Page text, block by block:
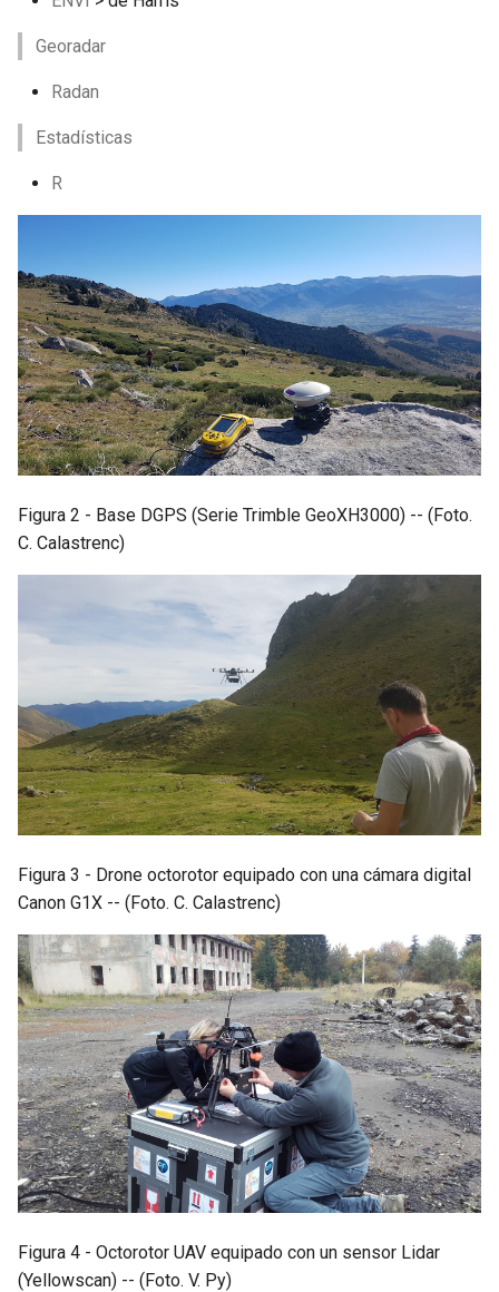
Georadar
Radan
Estadísticas
R
Figura 2 - Base DGPS (Serie Trimble GeoXH3000) -- (Foto.
C. Calastrenc)
Figura 3 - Drone octorotor equipado con una cámara digital
Canon G1X -- (Foto. C. Calastrenc)
Figura 4 - Octorotor UAV equipado con un sensor Lidar
(Yellowscan) -- (Foto. V. Py)